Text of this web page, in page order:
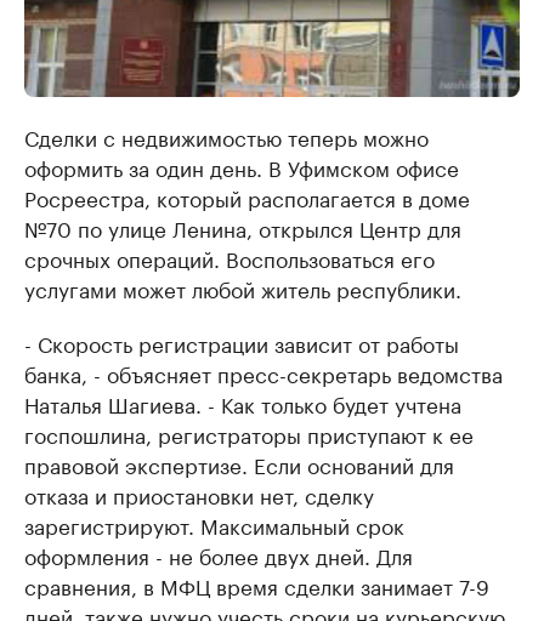
Сделки с недвижимостью теперь можно
оформить за один день. В Уфимском офисе
Росреестра, который располагается в доме
№70 по улице Ленина, открылся Центр для
срочных операций. Воспользоваться его
услугами может любой житель республики.
- Скорость регистрации зависит от работы
банка, - объясняет пресс-секретарь ведомства
Наталья Шагиева. - Как только будет учтена
госпошлина, регистраторы приступают к ее
правовой экспертизе. Если оснований для
отказа и приостановки нет, сделку
зарегистрируют. Максимальный срок
оформления - не более двух дней. Для
сравнения, в МФЦ время сделки занимает 7-9